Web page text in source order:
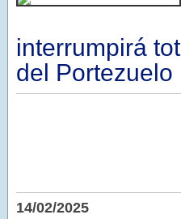
interrumpirá
del Portezuelo
14/02/2025